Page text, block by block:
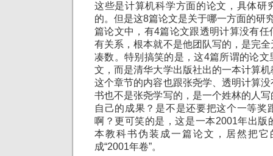
这些是计算机科学方面的论文，具体研
的。但是这8篇论文是关于哪一方面的研
篇论文中，有4篇论文跟透明计算没有
有关系，根本就不是他团队写的，是完
凑数。特别搞笑的是，这4篇所谓的论
文，而是清华大学出版社出的一本计算
这个章节的内容也跟张尧学、透明计算
书也不是张尧学写的，是一个姓林的人
自己的成果？是不是还要把这个一等奖
啊？更可笑的是，这是一本2001年出版
本教科书伪装成一篇论文，居然把它
成“2001年卷”。